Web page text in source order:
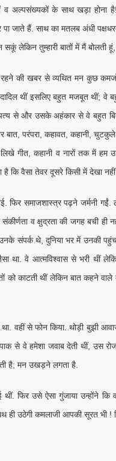
व अल्पसंख्यकों के साथ खड़ा होना
जाते हैं. साथ का मतलब अंधी
लेकिन तुम्हारी बातों में मैं बोलती
की खबर से व्यथित मन कुछ
थीं इसलिए बहुत मजबूत थीं; वे
से और उसके अहंकार से वे बहुत
बात, परंपरा, कहावत, कहानी,
गीत, कहानी व नारों तक में
है कि वैसा तेवर दूसरे किसी में देखा
फिर समाजशास्त्र पढ़ने जर्मनी
व क्षुद्रता की जगह बची ही
संपर्क थे, दुनिया भर में उनकी
था. वे आत्मविश्वास से भरी थीं
को काटती थीं लेकिन बात कहने
वहीं से फोन किया. थोड़ी बुझी
से वे हमेशा जवाब देती थीं, उस
है; मन उखड़ने लगता है.
फिर उसे ऐसा गुंजाया उन्होंने कि
ही उठेगी कमलाजी आपकी सूरत भी !